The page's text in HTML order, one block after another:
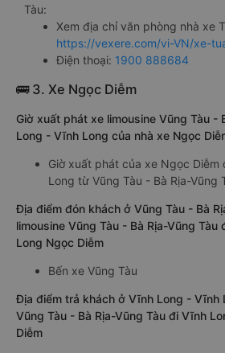
Tàu:
Xem địa chỉ văn phòng nhà xe
https://vexere.com/vi-VN/xe-
Điện thoại: 1900 888684
🚌 3. Xe Ngọc Diễm
Giờ xuất phát xe limousine Vũng Tàu -
Long - Vĩnh Long của nhà xe Ngọc
Giờ xuất phát của xe Ngọc Diễm
Long từ Vũng Tàu - Bà Rịa-Vũng
Địa điểm đón khách ở Vũng Tàu - Bà
limousine Vũng Tàu - Bà Rịa-Vũng
Long Ngọc Diễm
Bến xe Vũng Tàu
Địa điểm trả khách ở Vĩnh Long - Vĩnh
Vũng Tàu - Bà Rịa-Vũng Tàu đi Vĩnh
Diễm